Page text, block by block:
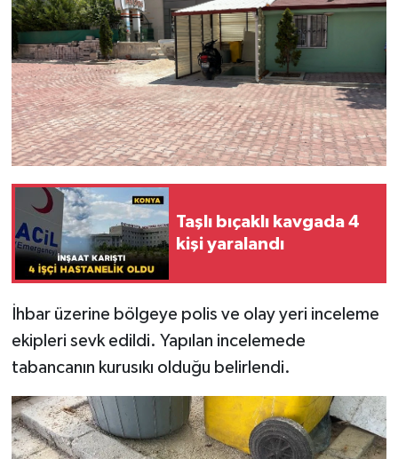
Taşlı bıçaklı kavgada 4
kişi yaralandı
İhbar üzerine bölgeye polis ve olay yeri inceleme
ekipleri sevk edildi. Yapılan incelemede
tabancanın kurusıkı olduğu belirlendi.